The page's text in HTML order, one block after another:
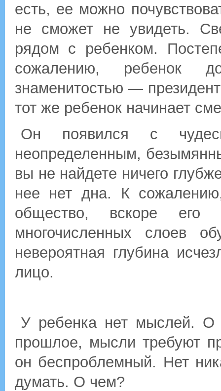
есть, ее можно
не сможет не увидеть.
рядом с ребенком.
сожалению, ребенок
знаменитостью —
тот же ребенок начинает
Он появился с
неопределенным,
вы не найдете ничего
нее нет дна. К
общество, вскоре его
многочисленных слоев
невероятная глубина
лицо.
У ребенка нет мыслей.
прошлое, мысли требуют
он беспроблемный. Нет
думать. О чем?